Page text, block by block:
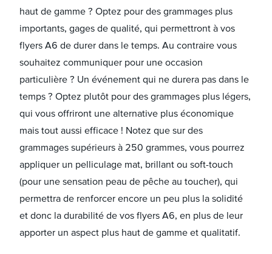
haut de gamme ? Optez pour des grammages plus
importants, gages de qualité, qui permettront à vos
flyers A6 de durer dans le temps. Au contraire vous
souhaitez communiquer pour une occasion
particulière ? Un événement qui ne durera pas dans le
temps ? Optez plutôt pour des grammages plus légers,
qui vous offriront une alternative plus économique
mais tout aussi efficace ! Notez que sur des
grammages supérieurs à 250 grammes, vous pourrez
appliquer un pelliculage mat, brillant ou soft-touch
(pour une sensation peau de pêche au toucher), qui
permettra de renforcer encore un peu plus la solidité
et donc la durabilité de vos flyers A6, en plus de leur
apporter un aspect plus haut de gamme et qualitatif.